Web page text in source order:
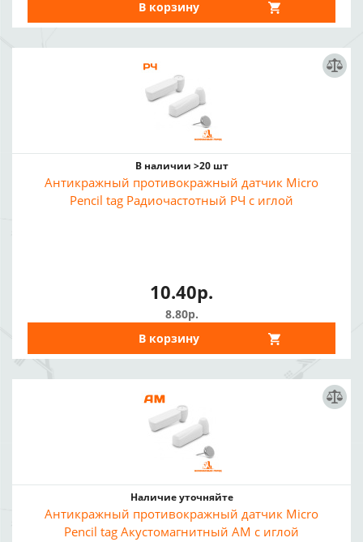
В корзину
В наличии >20 шт
Антикражный противокражный датчик Micro
Pencil tag Радиочастотный РЧ с иглой
10.40р.
8.80р.
В корзину
Наличие уточняйте
Антикражный противокражный датчик Micro
Pencil tag Акустомагнитный АМ с иглой